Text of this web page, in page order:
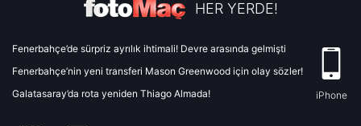
HER YERDE!
Fenerbahçe’de sürpriz ayrılık ihtimali! Devre arasında gelmişti
Fenerbahçe’nin yeni transferi Mason Greenwood için olay sözler!
Galatasaray’da rota yeniden Thiago Almada!
iPhone